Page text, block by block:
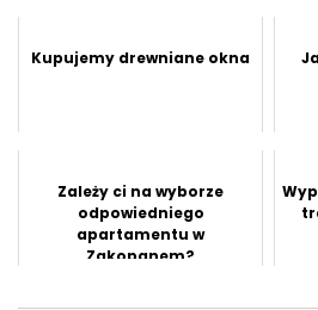
Kupujemy drewniane okna
Zależy ci na wyborze
odpowiedniego
apartamentu w
Zakopanem?